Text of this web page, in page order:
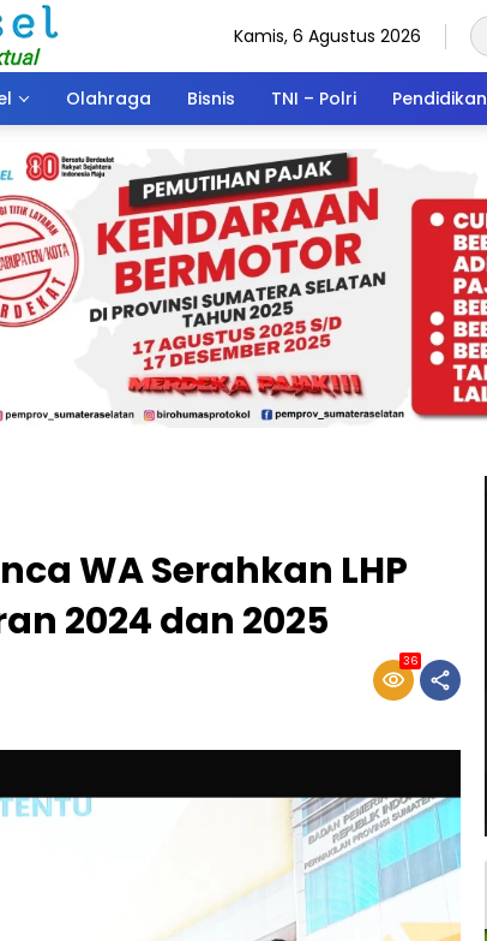
Kamis, 6 Agustus 2026
Olahraga Bisnis TNI – Polri Pendidikan
WA Serahkan LHP
2024 dan 2025
36